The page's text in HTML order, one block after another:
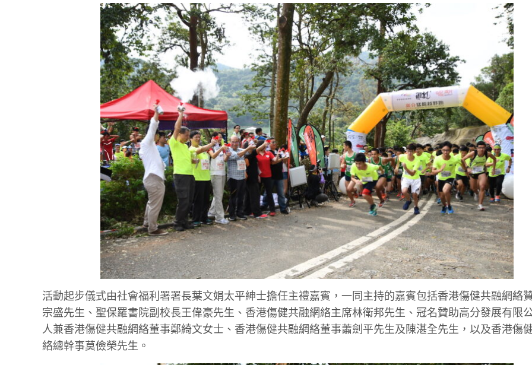
活動起步儀式由社會福利署署長葉文娟太平紳士擔任主禮嘉賓，一同主持的嘉賓包括香港傷健共融網絡
宗盛先生、聖保羅書院副校長王偉豪先生、香港傷健共融網絡主席林衛邦先生、冠名贊助高分發展有限
人兼香港傷健共融網絡董事鄭綺文女士、香港傷健共融網絡董事蕭劍平先生及陳湛全先生，以及香港傷
絡總幹事莫儉榮先生。